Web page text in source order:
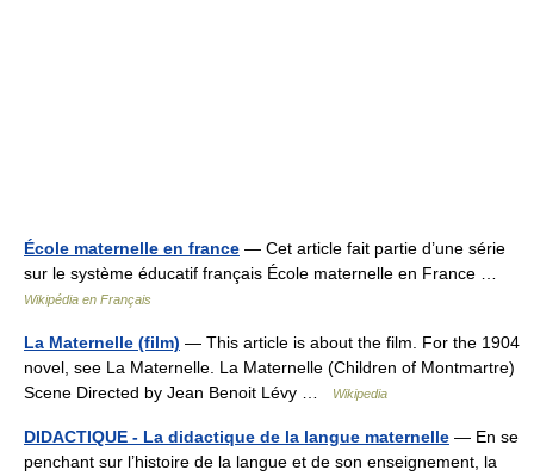
École maternelle en france — Cet article fait partie d’une série
sur le système éducatif français École maternelle en France …
Wikipédia en Français
La Maternelle (film) — This article is about the film. For the 1904
novel, see La Maternelle. La Maternelle (Children of Montmartre)
Scene Directed by Jean Benoit Lévy …
Wikipedia
DIDACTIQUE - La didactique de la langue maternelle — En se
penchant sur l’histoire de la langue et de son enseignement, la